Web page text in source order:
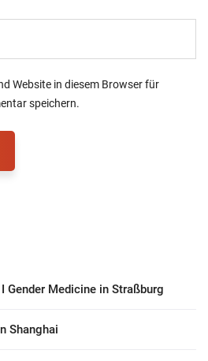
Website in diesem Browser für
speichern.
Gender Medicine in Straßburg
Shanghai